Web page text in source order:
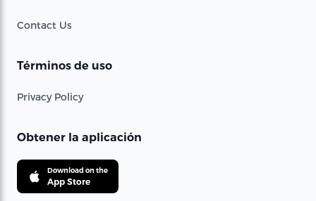
Contact Us
Términos de uso
Privacy Policy
Obtener la aplicación
Download on the
App Store